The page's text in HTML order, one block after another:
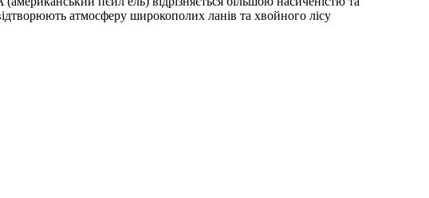
атмосферу широкополих ланів та хвойного лісу